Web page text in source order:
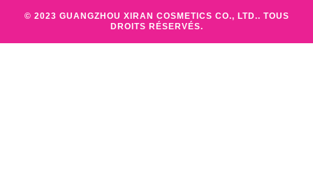
© 2023 GUANGZHOU XIRAN COSMETICS CO., LTD.. TOUS
DROITS RÉSERVÉS.